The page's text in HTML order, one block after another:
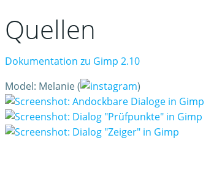
Quellen
Dokumentation zu Gimp 2.10
Model: Melanie (
)